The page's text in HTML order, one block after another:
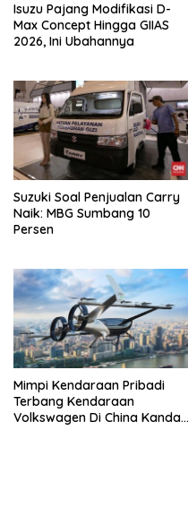
Isuzu Pajang Modifikasi D-
Max Concept Hingga GIIAS
2026, Ini Ubahannya
Suzuki Soal Penjualan Carry
Naik: MBG Sumbang 10
Persen
Mimpi Kendaraan Pribadi
Terbang Kendaraan
Volkswagen Di China Kandas